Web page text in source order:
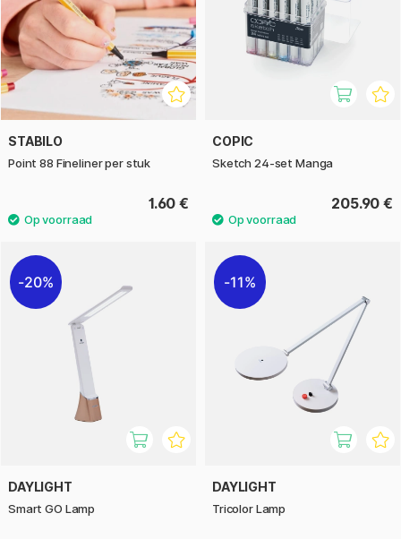
STABILO
Point 88 Fineliner per stuk
1.60 €
COPIC
Sketch 24-set Manga
205.90 €
20%
DAYLIGHT
Smart GO Lamp
11%
DAYLIGHT
Tricolor Lamp